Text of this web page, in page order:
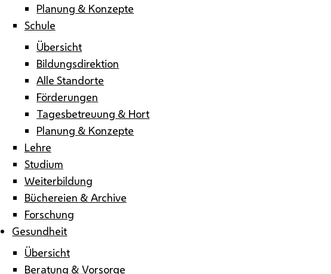
Planung & Konzepte
Schule
Übersicht
Bildungsdirektion
Alle Standorte
Förderungen
Tagesbetreuung & Hort
Planung & Konzepte
Lehre
Studium
Weiterbildung
Büchereien & Archive
Forschung
Gesundheit
Übersicht
Beratung & Vorsorge